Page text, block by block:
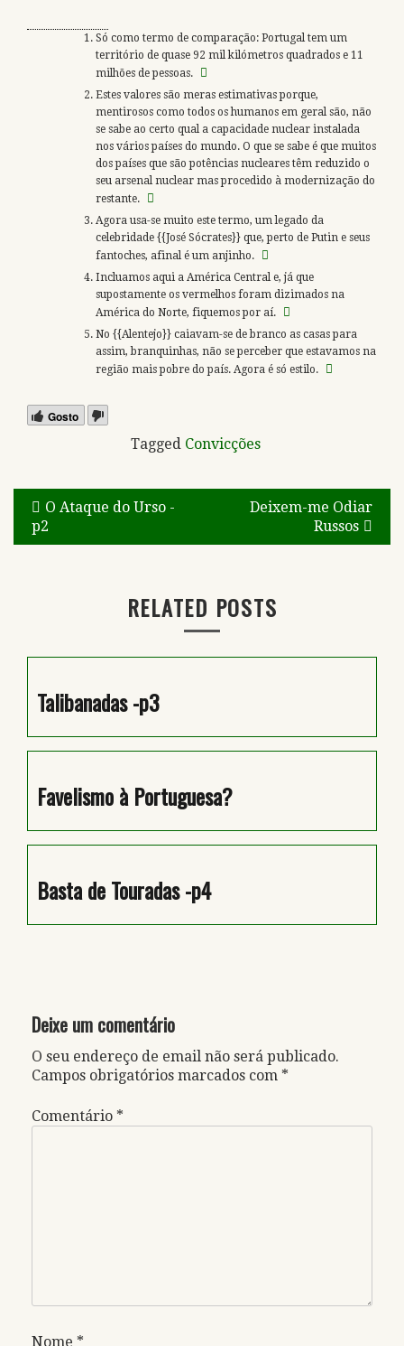
Só como termo de comparação: Portugal tem um
território de quase 92 mil kilómetros quadrados e 11
milhões de pessoas.
Estes valores são meras estimativas porque,
mentirosos como todos os humanos em geral são, não
se sabe ao certo qual a capacidade nuclear instalada
nos vários países do mundo. O que se sabe é que muitos
dos países que são potências nucleares têm reduzido o
seu arsenal nuclear mas procedido à modernização do
restante.
Agora usa-se muito este termo, um legado da
celebridade {{José Sócrates}} que, perto de Putin e seus
fantoches, afinal é um anjinho.
Incluamos aqui a América Central e, já que
supostamente os vermelhos foram dizimados na
América do Norte, fiquemos por aí.
No {{Alentejo}} caiavam-se de branco as casas para
assim, branquinhas, não se perceber que estavamos na
região mais pobre do país. Agora é só estilo.
Gosto
Tagged Convicções
Navegação
de
O Ataque do Urso -
p2
Deixem-me Odiar
Russos
RELATED POSTS
Talibanadas -p3
Favelismo à Portuguesa?
Basta de Touradas -p4
Deixe um comentário
O seu endereço de email não será publicado.
Campos obrigatórios marcados com *
Comentário *
Nome *